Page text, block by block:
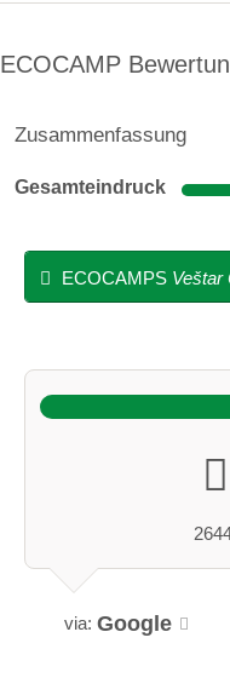
ECOCAMP
Zusammenfassung
Gesamteindruck
ECOCAMPS Veštar
via: Google